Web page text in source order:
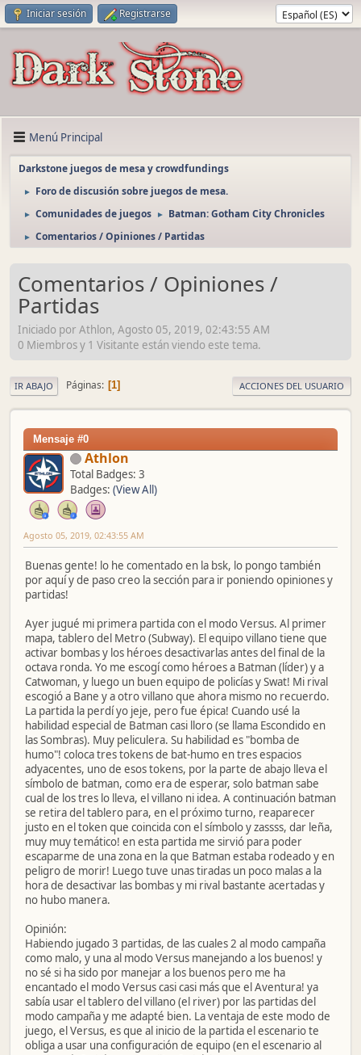
Iniciar sesión Registrarse
Menú Principal
Darkstone juegos de mesa y crowdfundings
► Foro de discusión sobre juegos de mesa.
► Comunidades de juegos ► Batman: Gotham City Chronicles
► Comentarios / Opiniones / Partidas
Comentarios / Opiniones /
Partidas
Iniciado por Athlon, Agosto 05, 2019, 02:43:55 AM
0 Miembros y 1 Visitante están viendo este tema.
IR ABAJO Páginas 1 ACCIONES DEL USUARIO
Mensaje #0
Athlon
Total Badges: 3
Badges: (View All)
Agosto 05, 2019, 02:43:55 AM
Buenas gente! lo he comentado en la bsk, lo pongo también
por aquí y de paso creo la sección para ir poniendo opiniones y
partidas!
Ayer jugué mi primera partida con el modo Versus. Al primer
mapa, tablero del Metro (Subway). El equipo villano tiene que
activar bombas y los héroes desactivarlas antes del final de la
octava ronda. Yo me escogí como héroes a Batman (líder) y a
Catwoman, y luego un buen equipo de policías y Swat! Mi rival
escogió a Bane y a otro villano que ahora mismo no recuerdo.
La partida la perdí yo jeje, pero fue épica! Cuando usé la
habilidad especial de Batman casi lloro (se llama Escondido en
las Sombras). Muy peliculera. Su habilidad es "bomba de
humo"! coloca tres tokens de bat-humo en tres espacios
adyacentes, uno de esos tokens, por la parte de abajo lleva el
símbolo de batman, como era de esperar, solo batman sabe
cual de los tres lo lleva, el villano ni idea. A continuación batman
se retira del tablero para, en el próximo turno, reaparecer
justo en el token que coincida con el símbolo y zassss, dar leña,
muy muy temático! en esta partida me sirvió para poder
escaparme de una zona en la que Batman estaba rodeado y en
peligro de morir! Luego tuve unas tiradas un poco malas a la
hora de desactivar las bombas y mi rival bastante acertadas y
no hubo manera.
Opinión:
Habiendo jugado 3 partidas, de las cuales 2 al modo campaña
como malo, y una al modo Versus manejando a los buenos! y
no sé si ha sido por manejar a los buenos pero me ha
encantado el modo Versus casi casi más que el Aventura! ya
sabía usar el tablero del villano (el river) por las partidas del
modo campaña y me adapté bien. La ventaja de este modo de
juego, el Versus, es que al inicio de la partida el escenario te
obliga a usar una configuración de equipo (en el escenario al